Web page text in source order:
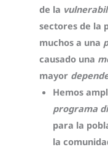
de la
sectores de la
muchos a una
causado una
mayor
Hemos
programa
para la
la